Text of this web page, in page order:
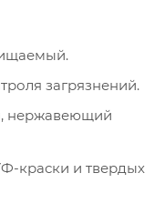
загрязнений.
нержавеющий
краски и твердых